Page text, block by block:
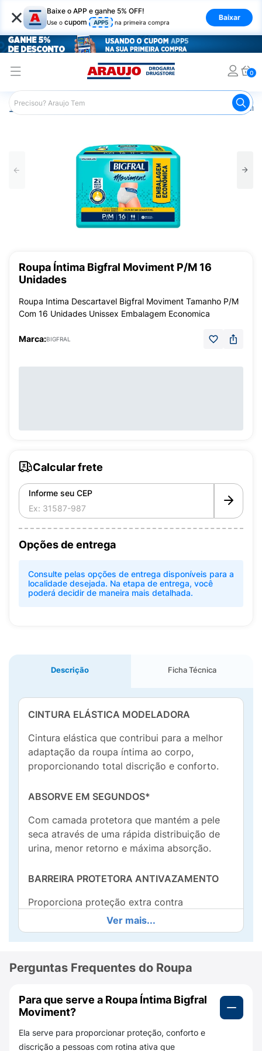
× Baixe o APP e ganhe 5% OFF!
Use o cupom APP5 na primeira compra
Baixar
0
Araujo Saúde e Bem Estar Roupa
Roupa Íntima Bigfral Moviment P/M 16
Unidades
Roupa Intima Descartavel Bigfral Moviment Tamanho P/M
Com 16 Unidades Unissex Embalagem Economica
Marca:BIGFRAL
Calcular frete
Informe seu CEP
Opções de entrega
Consulte pelas opções de entrega disponíveis para a
localidade desejada. Na etapa de entrega, você
poderá decidir de maneira mais detalhada.
Descrição Ficha Técnica
CINTURA ELÁSTICA MODELADORA
Cintura elástica que contribui para a melhor
adaptação da roupa íntima ao corpo,
proporcionando total discrição e conforto.
ABSORVE EM SEGUNDOS*
Com camada protetora que mantém a pele
seca através de uma rápida distribuição de
urina, menor retorno e máxima absorção.
BARREIRA PROTETORA ANTIVAZAMENTO
Proporciona proteção extra contra
vazamentos, permitindo que você se
movimente naturalmente no seu dia a dia.
SISTEMA ANTIODOR
contribuindo para seu bem-estar.
Bigfral Moviment Feminina é a calcinha
descartável ideal para incontinência
Ver mais...
Perguntas Frequentes do Roupa
Para que serve a Roupa Íntima Bigfral
Moviment?
Ela serve para proporcionar proteção, conforto e
discrição a pessoas com rotina ativa que